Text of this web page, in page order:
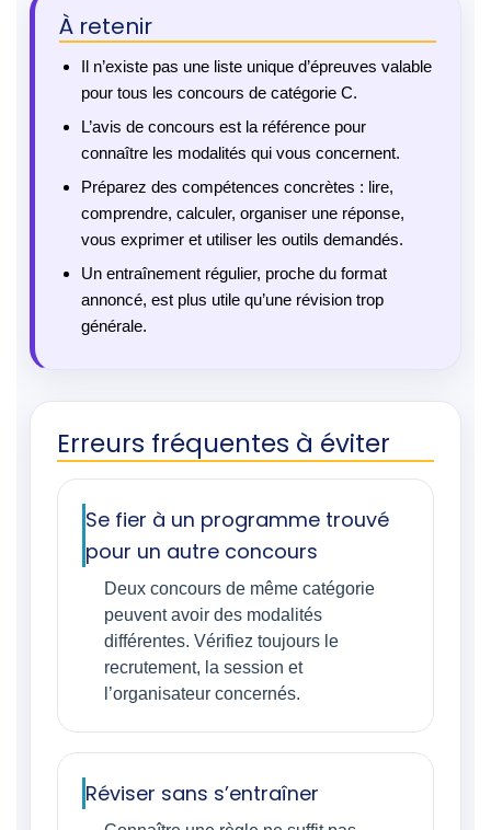
À retenir
Il n’existe pas une liste unique d’épreuves valable
pour tous les concours de catégorie C.
L’avis de concours est la référence pour
connaître les modalités qui vous concernent.
Préparez des compétences concrètes : lire,
comprendre, calculer, organiser une réponse,
vous exprimer et utiliser les outils demandés.
Un entraînement régulier, proche du format
annoncé, est plus utile qu’une révision trop
générale.
Erreurs fréquentes à éviter
Se fier à un programme trouvé
pour un autre concours
Deux concours de même catégorie
peuvent avoir des modalités
différentes. Vérifiez toujours le
recrutement, la session et
l’organisateur concernés.
Réviser sans s’entraîner